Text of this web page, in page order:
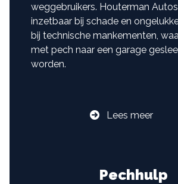
weggebruikers. Houterman
inzetbaar bij schade en
bij technische mankementen,
met pech naar een garage
worden.
Lees meer
Pechhulp